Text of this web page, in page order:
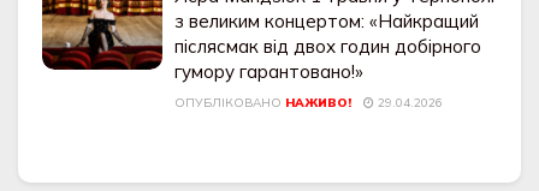
з великим концертом: «Найкращий
післясмак від двох годин добірного
гумору гарантовано!»
ОПУБЛІКОВАНО НАЖИВО! 29.04.2026